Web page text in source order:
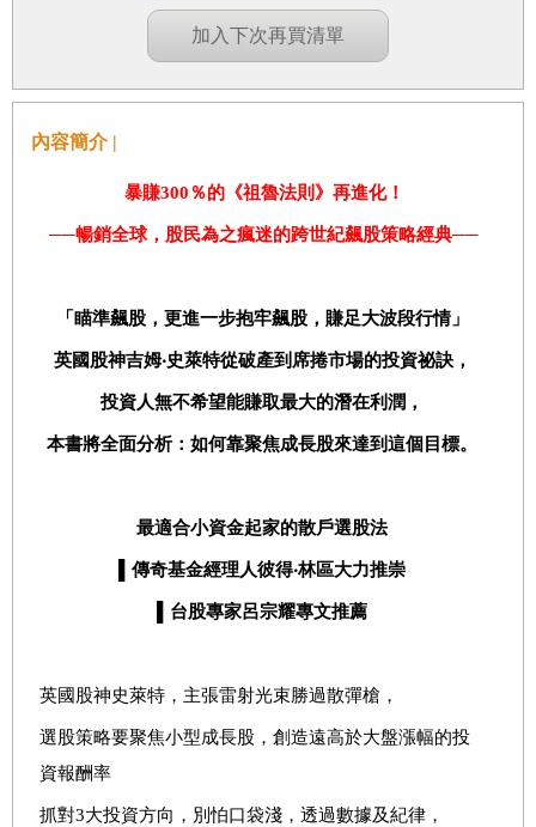
加入下次再買清單
內容簡介 |
暴賺300％的《祖魯法則》再進化！
──暢銷全球，股民為之瘋迷的跨世紀飆股策略經典──
「瞄準飆股，更進一步抱牢飆股，賺足大波段行情」
英國股神吉姆‧史萊特從破產到席捲市場的投資祕訣，
投資人無不希望能賺取最大的潛在利潤，
本書將全面分析：如何靠聚焦成長股來達到這個目標。
最適合小資金起家的散戶選股法
▌傳奇基金經理人彼得‧林區大力推崇
▌台股專家呂宗耀專文推薦
英國股神史萊特，主張雷射光束勝過散彈槍，
選股策略要聚焦小型成長股，創造遠高於大盤漲幅的投
資報酬率
抓對3大投資方向，別怕口袋淺，透過數據及紀律，